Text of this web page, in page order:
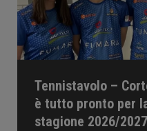
Tennistavolo –
è tutto pronto per
stagione 2026/2027